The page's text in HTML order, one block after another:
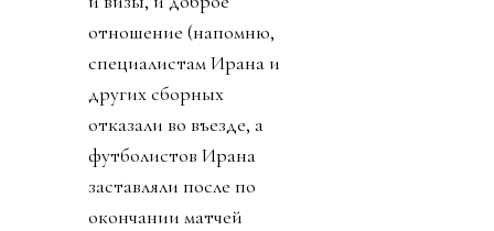
отношение (напомню,
специалистам Ирана и
других сборных
отказали во въезде, а
футболистов Ирана
заставляли после по
окончании матчей